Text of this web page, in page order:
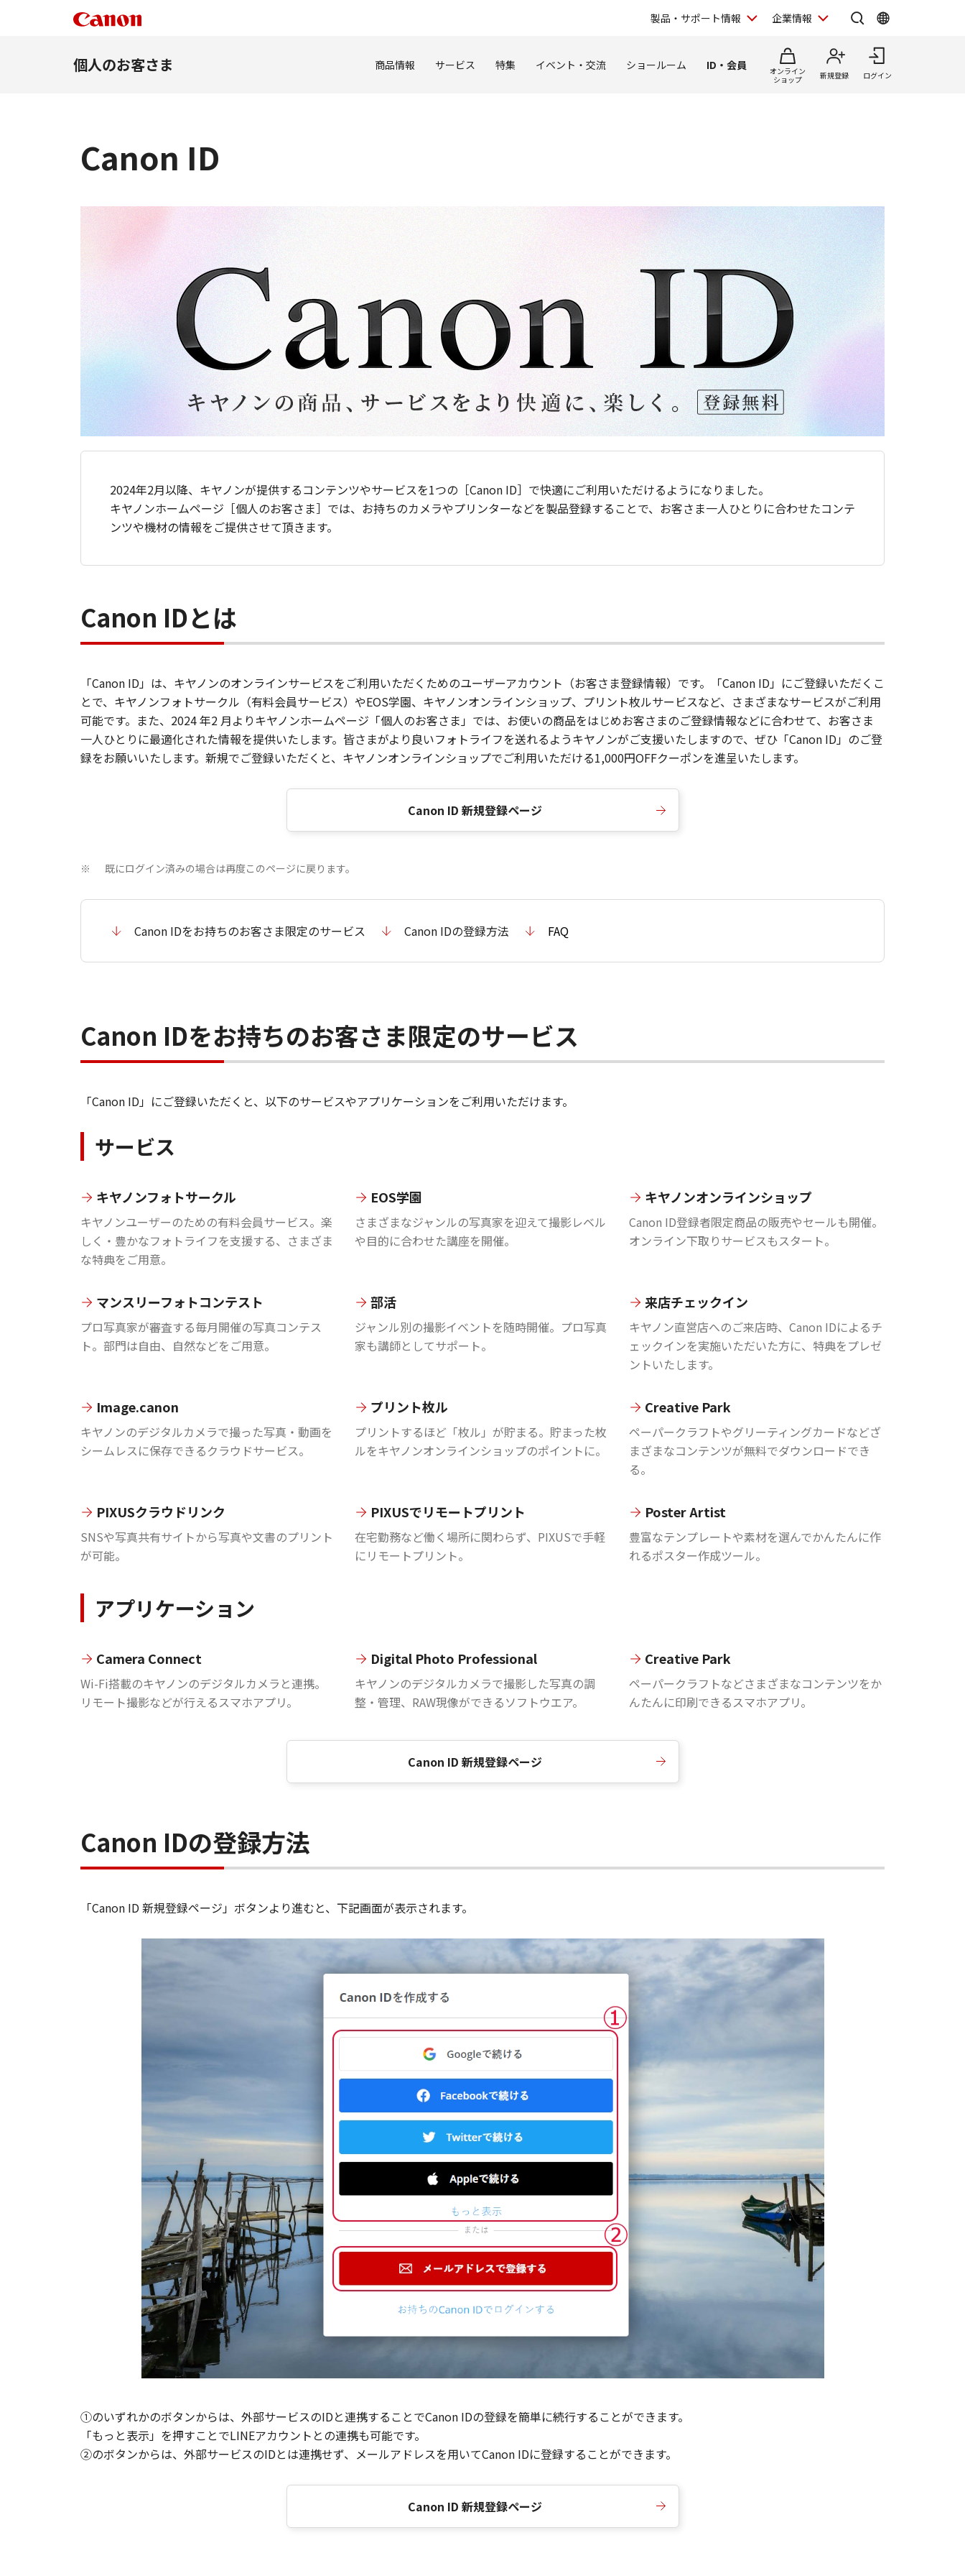
製品・サポート情報 企業情報
個人のお客さま 商品情報 サービス 特集 イベント・交流 ショールーム ID・会員
オンライン
ショップ
新規登録 ログイン
Canon ID
2024年2月以降、キヤノンが提供するコンテンツやサービスを1つの［Canon ID］で快適にご利用いただけるようになりました。
キヤノンホームページ［個人のお客さま］では、お持ちのカメラやプリンターなどを製品登録することで、お客さま一人ひとりに合わせたコンテ
ンツや機材の情報をご提供させて頂きます。
Canon IDとは
「Canon ID」は、キヤノンのオンラインサービスをご利用いただくためのユーザーアカウント（お客さま登録情報）です。「Canon ID」にご登録いただくこ
とで、キヤノンフォトサークル（有料会員サービス）やEOS学園、キヤノンオンラインショップ、プリント枚ルサービスなど、さまざまなサービスがご利用
可能です。また、2024 年2 月よりキヤノンホームページ「個人のお客さま」では、お使いの商品をはじめお客さまのご登録情報などに合わせて、お客さま
一人ひとりに最適化された情報を提供いたします。皆さまがより良いフォトライフを送れるようキヤノンがご支援いたしますので、ぜひ「Canon ID」のご登
録をお願いいたします。新規でご登録いただくと、キヤノンオンラインショップでご利用いただける1,000円OFFクーポンを進呈いたします。
Canon ID 新規登録ページ
※ 既にログイン済みの場合は再度このページに戻ります。
Canon IDをお持ちのお客さま限定のサービス Canon IDの登録方法 FAQ
Canon IDをお持ちのお客さま限定のサービス
「Canon ID」にご登録いただくと、以下のサービスやアプリケーションをご利用いただけます。
サービス
キヤノンフォトサークル
キヤノンユーザーのための有料会員サービス。楽
しく・豊かなフォトライフを支援する、さまざま
な特典をご用意。
EOS学園
さまざまなジャンルの写真家を迎えて撮影レベル
や目的に合わせた講座を開催。
キヤノンオンラインショップ
Canon ID登録者限定商品の販売やセールも開催。
オンライン下取りサービスもスタート。
マンスリーフォトコンテスト
プロ写真家が審査する毎月開催の写真コンテス
ト。部門は自由、自然などをご用意。
部活
ジャンル別の撮影イベントを随時開催。プロ写真
家も講師としてサポート。
来店チェックイン
キヤノン直営店へのご来店時、Canon IDによるチ
ェックインを実施いただいた方に、特典をプレゼ
ントいたします。
Image.canon
キヤノンのデジタルカメラで撮った写真・動画を
シームレスに保存できるクラウドサービス。
プリント枚ル
プリントするほど「枚ル」が貯まる。貯まった枚
ルをキヤノンオンラインショップのポイントに。
Creative Park
ペーパークラフトやグリーティングカードなどざ
まざまなコンテンツが無料でダウンロードでき
る。
PIXUSクラウドリンク
SNSや写真共有サイトから写真や文書のプリント
が可能。
PIXUSでリモートプリント
在宅勤務など働く場所に関わらず、PIXUSで手軽
にリモートプリント。
Poster Artist
豊富なテンプレートや素材を選んでかんたんに作
れるポスター作成ツール。
アプリケーション
Camera Connect
Wi-Fi搭載のキヤノンのデジタルカメラと連携。
リモート撮影などが行えるスマホアプリ。
Digital Photo Professional
キヤノンのデジタルカメラで撮影した写真の調
整・管理、RAW現像ができるソフトウエア。
Creative Park
ペーパークラフトなどさまざまなコンテンツをか
んたんに印刷できるスマホアプリ。
Canon ID 新規登録ページ
Canon IDの登録方法
「Canon ID 新規登録ページ」ボタンより進むと、下記画面が表示されます。
①のいずれかのボタンからは、外部サービスのIDと連携することでCanon IDの登録を簡単に続行することができます。
「もっと表示」を押すことでLINEアカウントとの連携も可能です。
②のボタンからは、外部サービスのIDとは連携せず、メールアドレスを用いてCanon IDに登録することができます。
Canon ID 新規登録ページ